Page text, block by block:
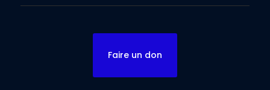
Faire un don